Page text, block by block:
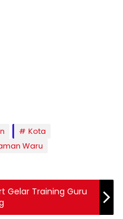
Kota
Waru
Gelar Training Guru